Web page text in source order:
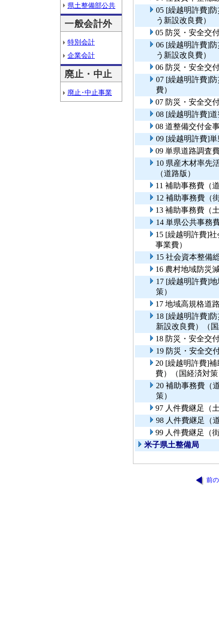
県土整備部公共
一般会計外
特別会計
企業会計
廃止・中止
廃止･中止事業
05 [繰越明許費]
う新設改良費）
05 防災・安全交
06 [繰越明許費]
う新設改良費）
06 防災・安全交
07 [繰越明許費]
費）
07 防災・安全交
08 [繰越明許費]
08 道整備交付金
09 [繰越明許費]
09 単県道路調査
10 県産木材率先
（道路版）
11 補助事務費（
12 補助事務費（
13 補助事務費（
14 単県公共事務
15 [繰越明許費]
事業費）
15 社会資本整備
16 農村地域防災
17 [繰越明許費]
策）
17 地域高規格道
18 [繰越明許費]
新設改良費）（
18 防災・安全交
19 防災・安全交
20 [繰越明許費]
費）（国経済対
20 補助事務費（
策）
97 人件費継足（
98 人件費継足（
99 人件費継足（
米子県土整備局
前